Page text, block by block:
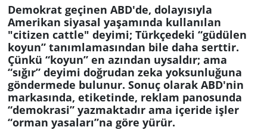
Demokrat geçinen ABD'de, dolayısıyla
Amerikan siyasal yaşamında kullanılan
"citizen cattle" deyimi; Türkçedeki “güdülen
koyun” tanımlamasından bile daha serttir.
Çünkü “koyun” en azından uysaldır; ama
“sığır” deyimi doğrudan zeka yoksunluğuna
göndermede bulunur. Sonuç olarak ABD'nin
markasında, etiketinde, reklam panosunda
“demokrasi” yazmaktadır ama içeride işler
“orman yasaları”na göre yürür.